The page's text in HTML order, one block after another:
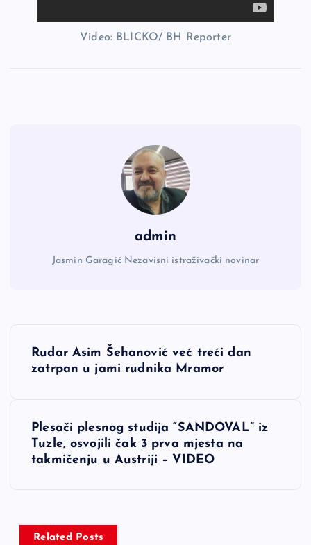
Video: BLICKO/ BH Reporter
admin
Jasmin Garagić Nezavisni istraživački novinar
NRudar Asim Šehanović već treći dan
zatrpan u jami rudnika Mramor
Plesači plesnog studija “SANDOVAL” iz
Tuzle, osvojili čak 3 prva mjesta na
takmičenju u Austriji – VIDEO
Related Posts